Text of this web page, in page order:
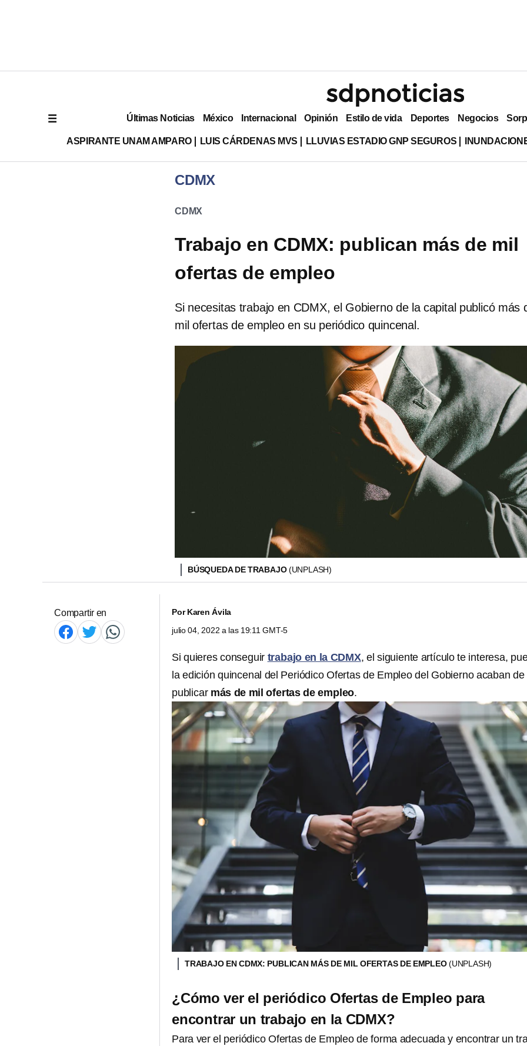
Últimas Noticias México Internacional Opinión Estilo de vida Deportes Negocios
ASPIRANTE UNAM AMPARO LUIS CÁRDENAS MVS LLUVIAS ESTADIO GNP SEGUROS
CDMX
CDMX
Trabajo en CDMX: publican más de mil
ofertas de empleo
Si necesitas trabajo en CDMX, el Gobierno de la capital publicó más
mil ofertas de empleo en su periódico quincenal.
BÚSQUEDA DE TRABAJO(UNPLASH)
Compartir en PorKaren Ávila
julio 04, 2022 a las 19:11 GMT-5
Si quieres conseguir trabajo en la CDMX, el siguiente artículo te interesa,
la edición quincenal del Periódico Ofertas de Empleo del Gobierno acaban de
publicar más de mil ofertas de empleo.
TRABAJO EN CDMX: PUBLICAN MÁS DE MIL OFERTAS DE EMPLEO(UNPLASH)
¿Cómo ver el periódico Ofertas de Empleo para
encontrar un trabajo en la CDMX?
Para ver el periódico Ofertas de Empleo de forma adecuada y encontrar un